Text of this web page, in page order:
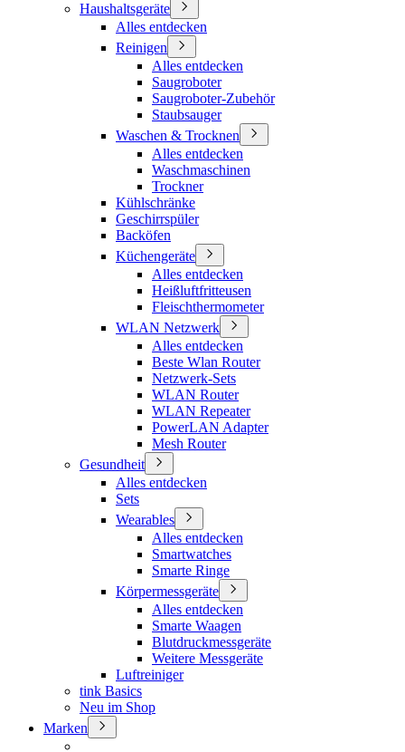
Haushaltsgeräte
Alles entdecken
Reinigen
Alles entdecken
Saugroboter
Saugroboter-Zubehör
Staubsauger
Waschen & Trocknen
Alles entdecken
Waschmaschinen
Trockner
Kühlschränke
Geschirrspüler
Backöfen
Küchengeräte
Alles entdecken
Heißluftfritteusen
Fleischthermometer
WLAN Netzwerk
Alles entdecken
Beste Wlan Router
Netzwerk-Sets
WLAN Router
WLAN Repeater
PowerLAN Adapter
Mesh Router
Gesundheit
Alles entdecken
Sets
Wearables
Alles entdecken
Smartwatches
Smarte Ringe
Körpermessgeräte
Alles entdecken
Smarte Waagen
Blutdruckmessgeräte
Weitere Messgeräte
Luftreiniger
tink Basics
Neu im Shop
Marken